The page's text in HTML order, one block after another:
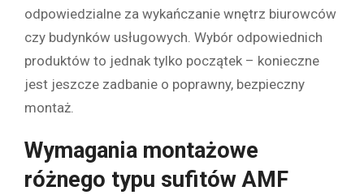
odpowiedzialne za wykańczanie wnętrz biurowców
czy budynków usługowych. Wybór odpowiednich
produktów to jednak tylko początek – konieczne
jest jeszcze zadbanie o poprawny, bezpieczny
montaż.
Wymagania montażowe
różnego typu sufitów AMF